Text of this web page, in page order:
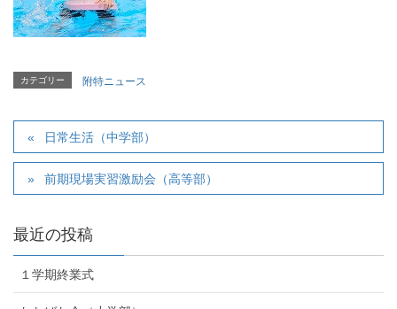
カテゴリー 附特ニュース
日常生活（中学部）
前期現場実習激励会（高等部）
最近の投稿
１学期終業式